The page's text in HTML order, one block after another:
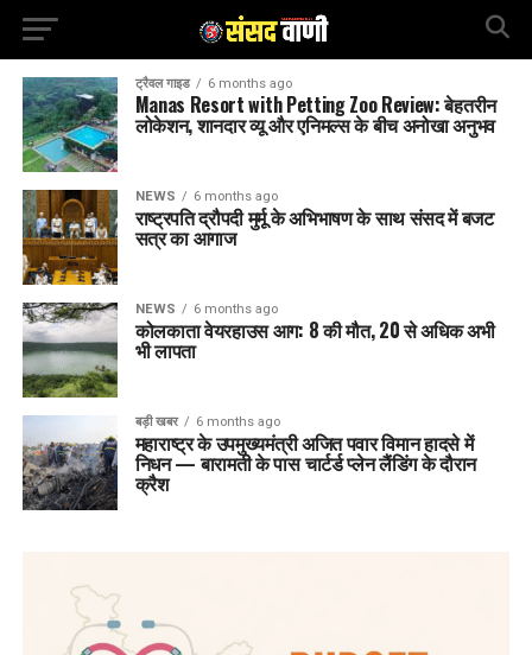
ट्रैवल गाइड 6 months ago
Manas Resort with Petting Zoo Review: बेहतरीन
लोकेशन, शानदार व्यू और एनिमल्स के बीच अनोखा अनुभव
NEWS 6 months ago
राष्ट्रपति द्रौपदी मुर्मू के अभिभाषण के साथ संसद में बजट
सत्र का आगाज
NEWS 6 months ago
कोलकाता वेयरहाउस आग: 8 की मौत, 20 से अधिक अभी
भी लापता
बड़ी खबर 6 months ago
महाराष्ट्र के उपमुख्यमंत्री अजित पवार विमान हादसे में
निधन — बारामती के पास चार्टर्ड प्लेन लैंडिंग के दौरान
क्रैश